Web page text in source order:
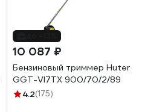
10 087 ₽
Бензиновый триммер Huter
GGT-VI7TX 900/70/2/89
4.2(175)